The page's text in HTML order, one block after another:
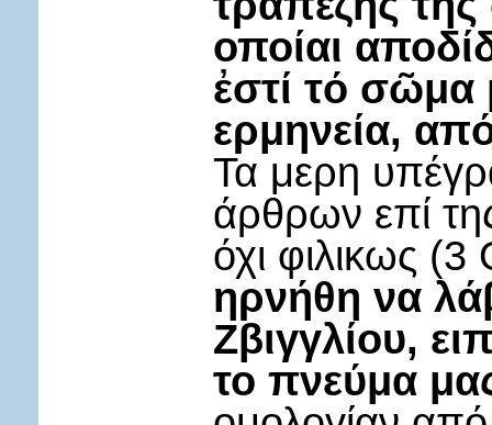
οποίαι
ἐστί τό σῶμα
ερμηνεία,
Τα μερη
άρθρων επί
όχι φιλικως
ηρνήθη να
Ζβιγγλίου,
το πνεύμα